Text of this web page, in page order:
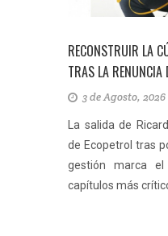
RECONSTRUIR LA
TRAS LA
3 de Agosto, 2026
La salida de
de Ecopetrol tras
gestión marca
capítulos más